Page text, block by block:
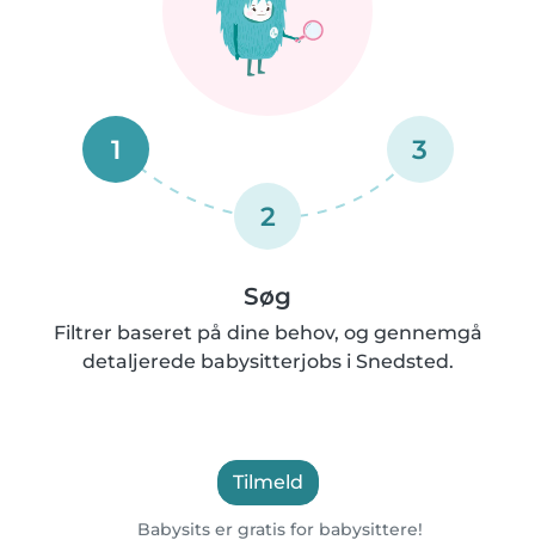
1
2
3
Søg
Filtrer baseret på dine behov, og gennemgå
detaljerede babysitterjobs i Snedsted.
Tilmeld
Babysits er gratis for babysittere!